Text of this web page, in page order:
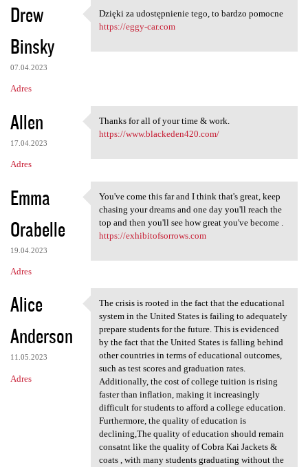
Drew
Binsky
07.04.2023
Adres
Dzięki za udostępnienie tego,
Dzięki za udostępnienie tego, to bardzo pomocne
https://eggy-car.com
Allen
17.04.2023
Adres
Thanks for all of your time &
Thanks for all of your time & work.
https://www.blackeden420.com/
Emma
Orabelle
19.04.2023
Adres
You've come this far and I
You've come this far and I think that's great, keep
chasing your dreams and one day you'll reach the
top and then you'll see how great you've become .
https://exhibitofsorrows.com
Alice
Anderson
11.05.2023
Adres
The crisis is rooted in the
The crisis is rooted in the fact that the educational
system in the United States is failing to adequately
prepare students for the future. This is evidenced
by the fact that the United States is falling behind
other countries in terms of educational outcomes,
such as test scores and graduation rates.
Additionally, the cost of college tuition is rising
faster than inflation, making it increasingly
difficult for students to afford a college education.
Furthermore, the quality of education is
declining,The quality of education should remain
consatnt like the quality of Cobra Kai Jackets &
coats , with many students graduating without the